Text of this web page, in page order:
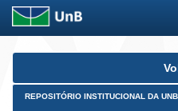
Skip
REPOSITÓRIO INSTITUCIONAL DA UNB